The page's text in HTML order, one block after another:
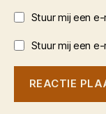
Stuur mij een
Stuur mij een